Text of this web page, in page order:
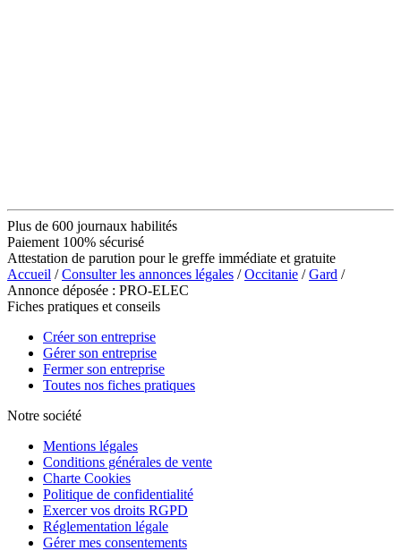
Plus de 600 journaux habilités
Paiement 100% sécurisé
Attestation de parution pour le greffe immédiate et gratuite
Accueil /Consulter les annonces légales /Occitanie /Gard /
Annonce déposée : PRO-ELEC
Fiches pratiques et conseils
Créer son entreprise
Gérer son entreprise
Fermer son entreprise
Toutes nos fiches pratiques
Notre société
Mentions légales
Conditions générales de vente
Charte Cookies
Politique de confidentialité
Exercer vos droits RGPD
Réglementation légale
Gérer mes consentements